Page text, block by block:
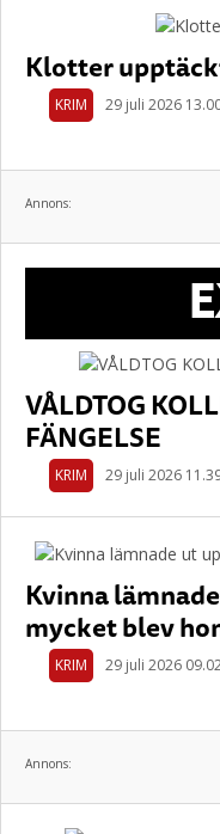
Klotter
KRIM 29 juli 2026
Annons:
VÅLDTOG
FÄNGELSE
KRIM 29 juli 2026
Kvinna
mycket blev
KRIM 29 juli 2026
Annons: